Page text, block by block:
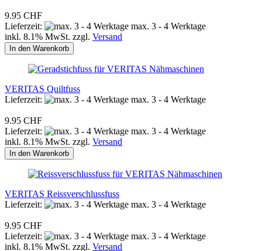
9.95 CHF
Lieferzeit:
max. 3 - 4 Werktage
inkl. 8.1% MwSt. zzgl. Versand
In den Warenkorb
VERITAS Quiltfuss
Lieferzeit:
max. 3 - 4 Werktage
9.95 CHF
Lieferzeit:
max. 3 - 4 Werktage
inkl. 8.1% MwSt. zzgl. Versand
In den Warenkorb
VERITAS Reissverschlussfuss
Lieferzeit:
max. 3 - 4 Werktage
9.95 CHF
Lieferzeit:
max. 3 - 4 Werktage
inkl. 8.1% MwSt. zzgl. Versand